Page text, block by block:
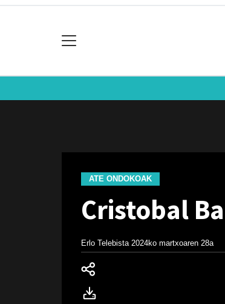
ATE ONDOKOAK
Cristobal
Erlo Telebista 2024ko martxoaren 28a